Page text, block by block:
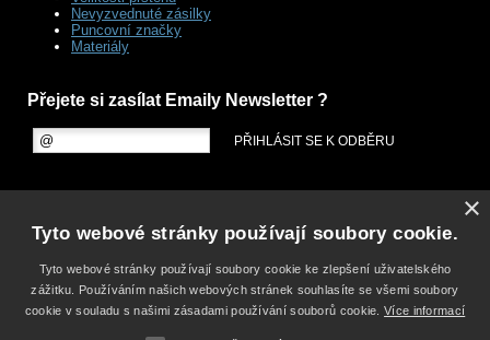
Nevyzvednuté zásilky
Puncovní značky
Materiály
Přejete si zasílat Emaily Newsletter ?
×
Tyto webové stránky používají soubory cookie.
Tyto webové stránky používají soubory cookie ke zlepšení uživatelského
zážitku. Používáním našich webových stránek souhlasíte se všemi soubory
cookie v souladu s našimi zásadami používání souborů cookie.Více informací